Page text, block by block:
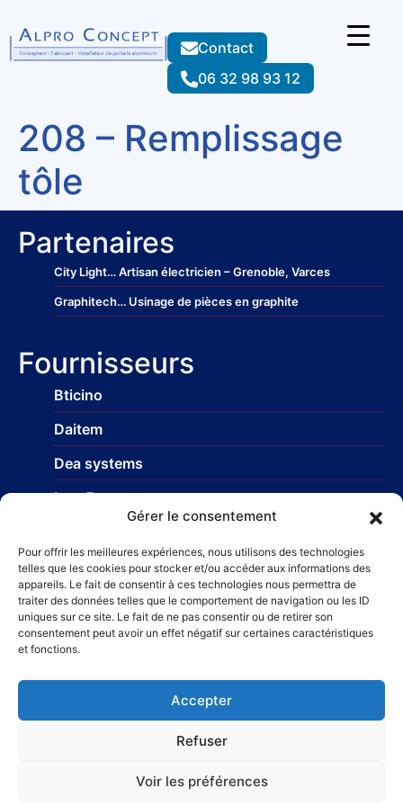
Gérer le consentement
Pour offrir les meilleures expériences, nous utilisons des technologies
telles que les cookies pour stocker et/ou accéder aux informations des
appareils. Le fait de consentir à ces technologies nous permettra de
traiter des données telles que le comportement de navigation ou les ID
uniques sur ce site. Le fait de ne pas consentir ou de retirer son
consentement peut avoir un effet négatif sur certaines caractéristiques
et fonctions.
Accepter
Refuser
Voir les préférences
Contact
06 32 98 93 12
208 – Remplissage
tôle
Partenaires
City Light… Artisan électricien – Grenoble, Varces
Graphitech… Usinage de pièces en graphite
Fournisseurs
Bticino
Daitem
Dea systems
Isea France
Profils-systemes
Réseau